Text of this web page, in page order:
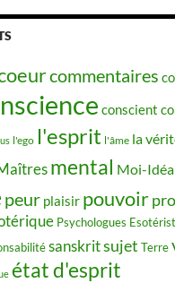
commentaires
conscient
l'ego l'esprit l'âme la
mental Moi-
peur plaisir pouvoir
Psychologues
sanskritsujet Terre
état d'esprit